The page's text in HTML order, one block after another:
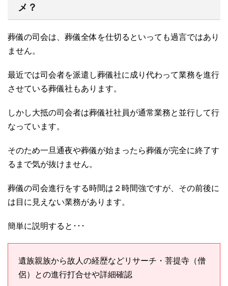
メ？
葬儀の司会は、葬儀全体を仕切るといっても過言ではあり
ません。
最近では司会者を派遣し葬儀社に成り代わって業務を進行
させている葬儀社もあります。
しかし大抵の司会者は葬儀社社員が通常業務と並行して行
なっています。
そのため一旦通夜や葬儀が始まったら葬儀が完全に終了す
るまで気が抜けません。
葬儀の司会進行をする時間は２時間強ですが、その前後に
は目に見えない業務があります。
簡単に説明すると･･･
遺族親族から故人の経歴などリサーチ・菩提寺（僧
侶）との進行打合せや詳細確認